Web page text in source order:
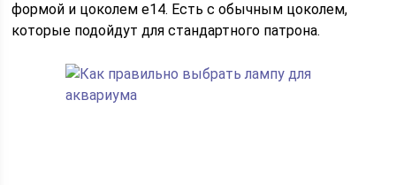
формой и цоколем е14. Есть с обычным цоколем,
которые подойдут для стандартного патрона.